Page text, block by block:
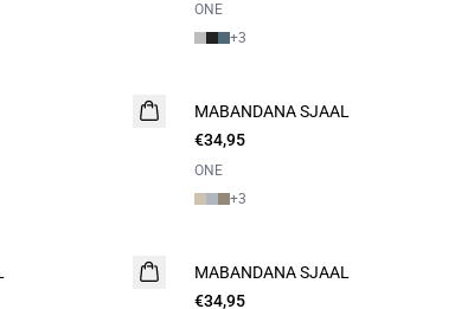
ONE
+3
MABANDANA SJAAL
€34,95
ONE
+3
MABANDANA SJAAL
€34,95